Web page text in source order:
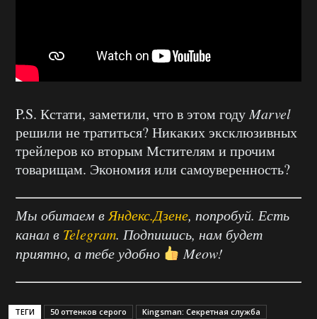
P.S. Кстати, заметили, что в этом годуMarvel
решили не тратиться? Никаких эксклюзивных
трейлеров ко вторым Мстителям и прочим
товарищам. Экономия или самоуверенность?
Мы обитаем в Яндекс.Дзене, попробуй. Есть
канал в Telegram. Подпишись, нам будет
приятно, а тебе удобно
Meow!
ТЕГИ 50 оттенков серого
Kingsman: Секретная служба